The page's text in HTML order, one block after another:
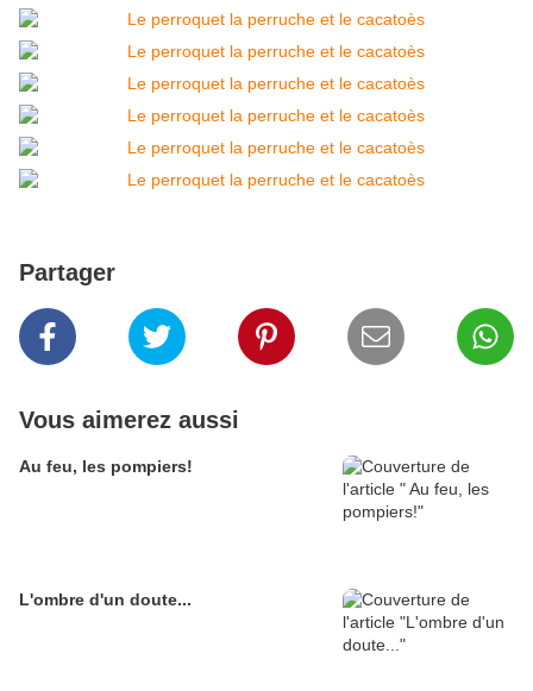
Partager
Vous aimerez aussi
Au feu, les pompiers!
L'ombre d'un doute...